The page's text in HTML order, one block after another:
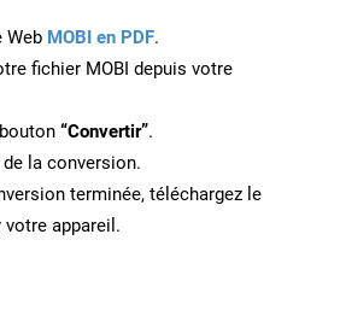
Web MOBI en PDF.
fichier MOBI depuis votre
“Convertir”.
la conversion.
terminée, téléchargez le
votre appareil.